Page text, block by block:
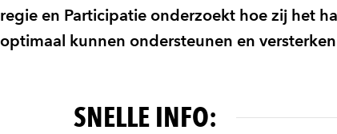
regie en Participatie onderzoekt hoe zij het
optimaal kunnen ondersteunen en
SNELLE INFO: